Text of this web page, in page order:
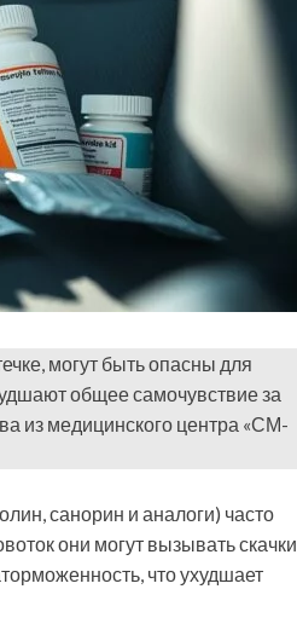
могут быть опасны для
общее самочувствие за
из медицинского центра «СМ-
санорин и аналоги) часто
они могут вызывать скачки
что ухудшает